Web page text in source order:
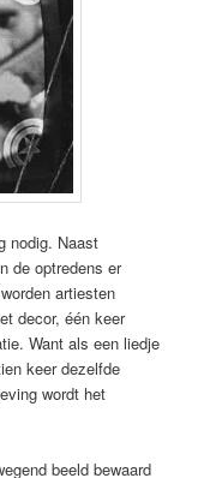
nodig. Naast
de optredens er
artiesten
decor, één keer
Want als een liedje
keer dezelfde
wordt het
beeld bewaard